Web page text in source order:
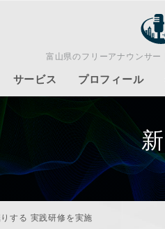
富山県のフリーアナウンサ
サービス プロフィール
する 実践研修を実施